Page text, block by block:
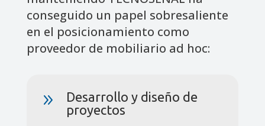
conseguido un papel sobresaliente
en el posicionamiento como
proveedor de mobiliario ad hoc:
9
Desarrollo y diseño de
proyectos